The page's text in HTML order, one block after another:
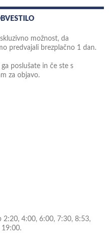
možnost, da
predvajali brezplačno 1 dan.
poslušate in če ste s
za objavo.
2:20, 4:00, 6:00, 7:30, 8:53,
19:00.